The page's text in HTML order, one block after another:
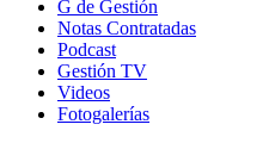
G de Gestión
Notas Contratadas
Podcast
Gestión TV
Videos
Fotogalerías